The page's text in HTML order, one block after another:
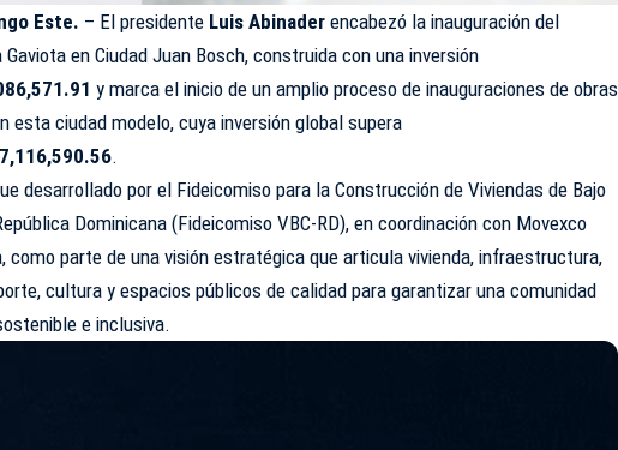
Este. – El presidente LuisAbinader encabezó la inauguración del
en Ciudad Juan Bosch, construida con una inversión
y marca el inicio de un amplio proceso de inauguraciones de obras
esta ciudad modelo, cuya inversión global supera
.
desarrollado por el Fideicomiso para la Construcción de Viviendas de Bajo
Dominicana (Fideicomiso VBC-RD), en coordinación con Movexco
como parte de una visión estratégica que articula vivienda, infraestructura,
cultura y espacios públicos de calidad para garantizar una comunidad
e inclusiva.